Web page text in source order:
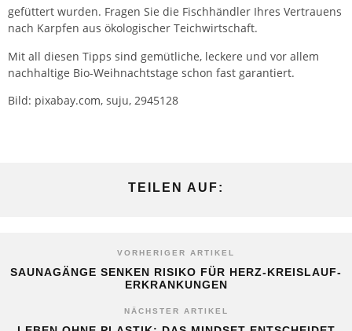
gefüttert wurden. Fragen Sie die Fischhändler Ihres Vertrauens
nach Karpfen aus ökologischer Teichwirtschaft.
Mit all diesen Tipps sind gemütliche, leckere und vor allem
nachhaltige Bio-Weihnachtstage schon fast garantiert.
Bild: pixabay.com, suju, 2945128
TEILEN AUF:
VORHERIGER ARTIKEL
SAUNAGÄNGE SENKEN RISIKO FÜR HERZ-KREISLAUF-
ERKRANKUNGEN
NÄCHSTER ARTIKEL